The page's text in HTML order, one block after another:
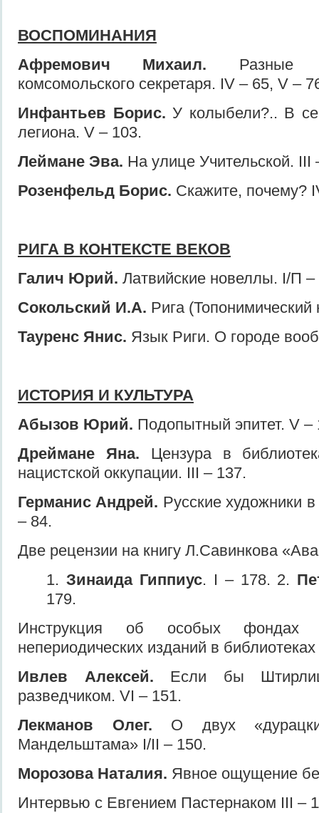
ВОСПОМИНАНИЯ
Афремович Михаил. Разные
комсомольского секретаря. IV – 65, V –
Инфантьев Борис. У колыбели?.. В
легиона. V – 103.
Леймане Эва. На улице Учительской. III
Розенфельд Борис. Скажите, почему?
РИГА В КОНТЕКСТЕ ВЕКОВ
Галич Юрий. Латвийские новеллы. I/П –
Сокольский И.А. Рига (Топонимический
Тауренс Янис. Язык Риги. О городе
ИСТОРИЯ И КУЛЬТУРА
Абызов Юрий. Подопытный эпитет. V –
Дреймане Яна. Цензура в
нацистской оккупации. III – 137.
Германис Андрей. Русские художники
– 84.
Две рецензии на книгу Л.Савинкова
1. Зинаида Гиппиус. I – 178. 2.
179.
Инструкция об особых фондах
непериодических изданий в
Ивлев Алексей. Если бы
разведчиком. VI – 151.
Лекманов Олег. О двух
Мандельштама» I/II – 150.
Морозова Наталия. Явное ощущение
Интервью c Евгением Пастернаком III –